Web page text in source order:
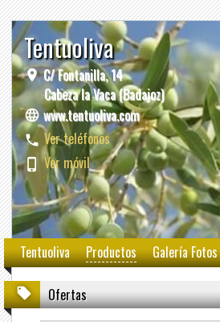
Tentuoliva
C/ Fontanilla, 14
Cabeza la Vaca (Badajoz)
www.tentuoliva.com
Ver teléfonos
Ver móvil
Tentuoliva Productos Galería Fotos
Ofertas